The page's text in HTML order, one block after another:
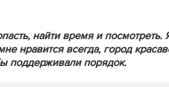
найти время и
нравится всегда, город
поддерживали порядок.